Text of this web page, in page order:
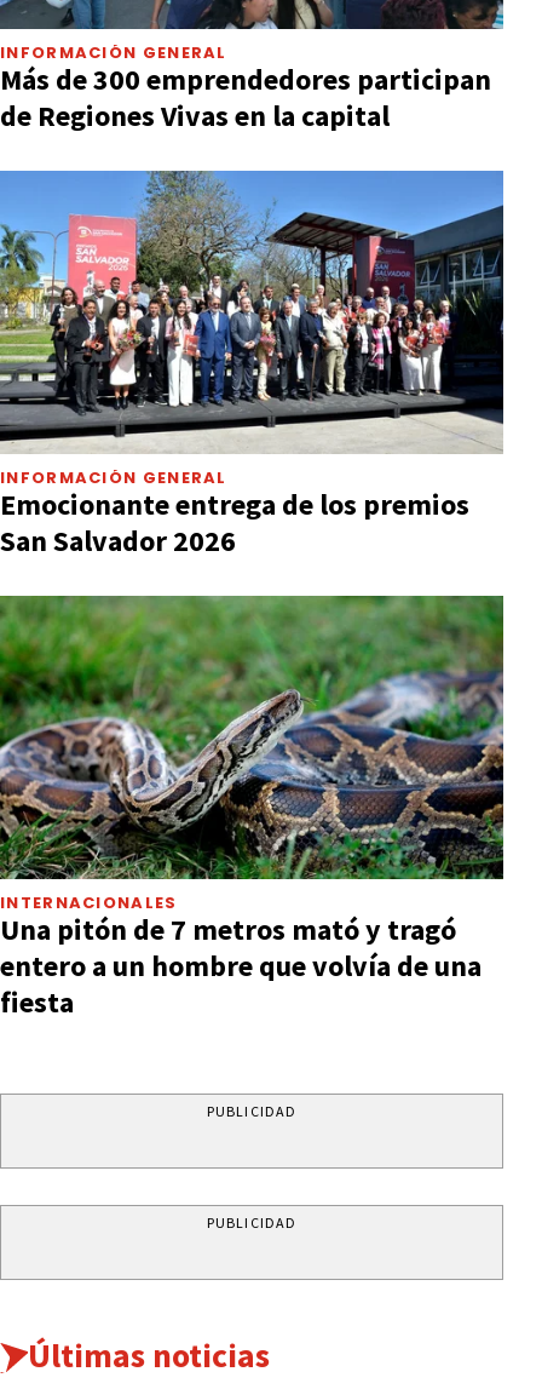
INFORMACIÓN GENERAL
Más de 300 emprendedores participan
de Regiones Vivas en la capital
INFORMACIÓN GENERAL
Emocionante entrega de los premios
San Salvador 2026
INTERNACIONALES
Una pitón de 7 metros mató y tragó
entero a un hombre que volvía de una
fiesta
PUBLICIDAD
PUBLICIDAD
Últimas noticias